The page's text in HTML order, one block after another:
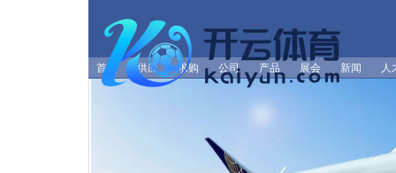
首页 供应 求购 公司 产品 展会 新闻 人